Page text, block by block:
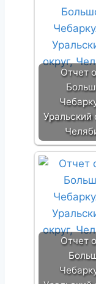
Отчет
Уральский
Отчет